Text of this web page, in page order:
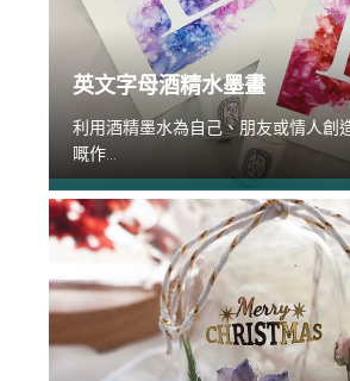
英文字母酒精水墨畫
利用酒精墨水為自己、朋友或情人創
嘅作...